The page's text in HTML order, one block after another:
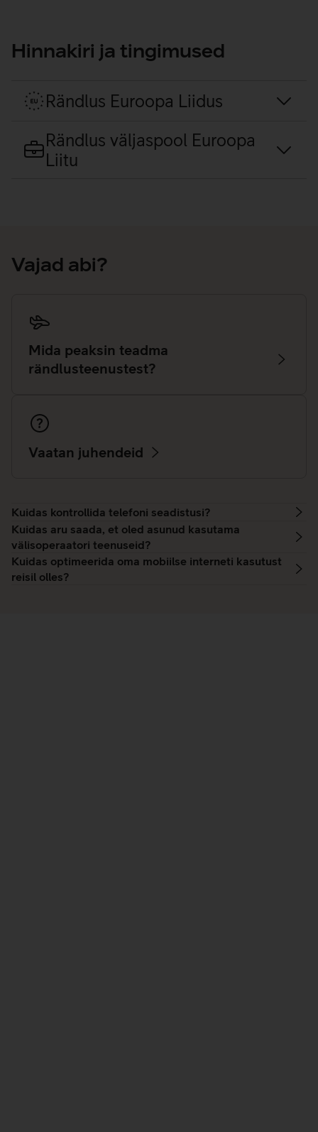
Hinnakiri ja tingimused
Rändlus Euroopa Liidus
Rändlus väljaspool Euroopa
Liitu
Vajad abi?
Mida peaksin teadma
rändlusteenustest?
Vaatan juhendeid
Kuidas kontrollida telefoni seadistusi?
Kuidas aru saada, et oled asunud kasutama
välisoperaatori teenuseid?
Kuidas optimeerida oma mobiilse interneti kasutust
reisil olles?